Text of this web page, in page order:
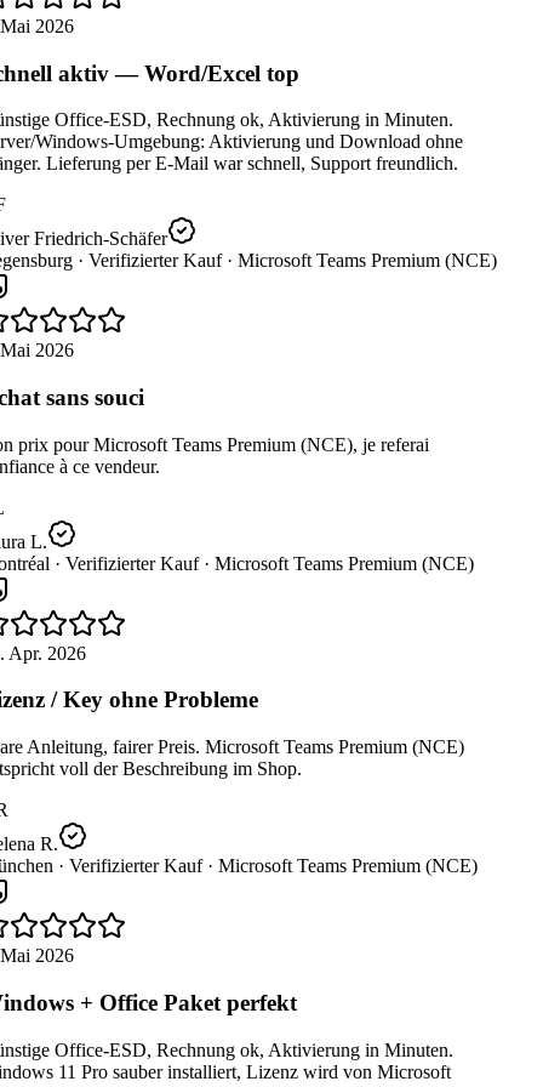
2026
aktiv — Word/Excel top
Office-ESD, Rechnung ok, Aktivierung in Minuten.
Windows-Umgebung: Aktivierung und Download ohne
Lieferung per E-Mail war schnell, Support freundlich.
Friedrich-Schäfer
· Verifizierter Kauf · Microsoft Teams Premium (NCE)
2026
sans souci
prix pour Microsoft Teams Premium (NCE), je referai
à ce vendeur.
L.
· Verifizierter Kauf · Microsoft Teams Premium (NCE)
Apr. 2026
/ Key ohne Probleme
Anleitung, fairer Preis. Microsoft Teams Premium (NCE)
voll der Beschreibung im Shop.
R.
· Verifizierter Kauf · Microsoft Teams Premium (NCE)
2026
+ Office Paket perfekt
Office-ESD, Rechnung ok, Aktivierung in Minuten.
11 Pro sauber installiert, Lizenz wird von Microsoft